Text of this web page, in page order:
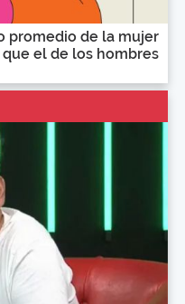
promedio de la mujer
el de los hombres